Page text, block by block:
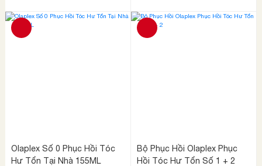
Olaplex Số 0 Phục Hồi Tóc
Hư Tổn Tại Nhà 155ML
Bộ Phục Hồi Olaplex Phục
Hồi Tóc Hư Tổn Số 1 + 2